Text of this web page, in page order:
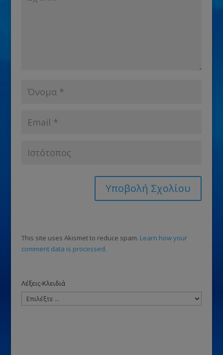
This site uses Akismet to reduce spam. Learn how your
comment data is processed.
Λέξεις-Κλειδιά